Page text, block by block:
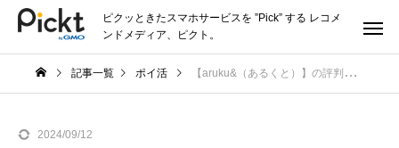
ピクッときたスマホサービスを ”Pick” する レコメ
ンドメディア、ピクト。
記事一覧 ポイ活 【aruku&（あるくと）】の評判最新情報-リアルな口コミと稼ぎ方のコツ-
2024/09/12